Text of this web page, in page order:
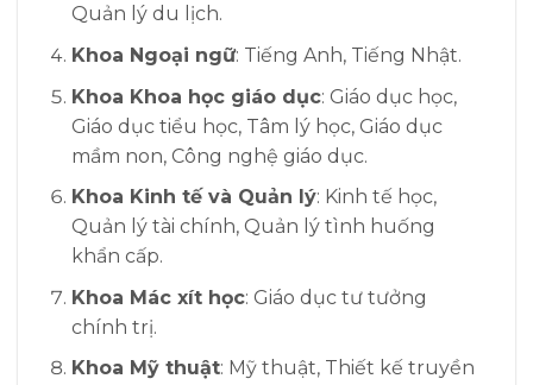
Quản lý du lịch.
Khoa Ngoại ngữ: Tiếng Anh, Tiếng Nhật.
Khoa Khoa học giáo dục: Giáo dục học,
Giáo dục tiểu học, Tâm lý học, Giáo dục
mầm non, Công nghệ giáo dục.
Khoa Kinh tế và Quản lý: Kinh tế học,
Quản lý tài chính, Quản lý tình huống
khẩn cấp.
Khoa Mác xít học: Giáo dục tư tưởng
chính trị.
Khoa Mỹ thuật: Mỹ thuật, Thiết kế truyền